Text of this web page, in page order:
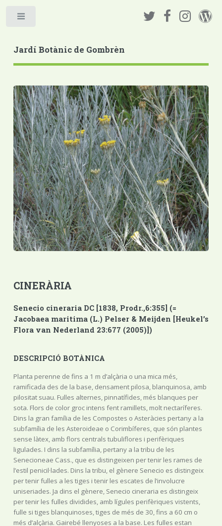
Jardí Botànic de Gombrèn
CINERÀRIA
Senecio cineraria DC [1838, Prodr.,6:355] (=
Jacobaea maritima (L.) Pelser & Meijden [Heukel’s
Flora van Nederland 23:677 (2005)])
DESCRIPCIÓ BOTÀNICA
Planta perenne de fins a 1 m d’alçària o una mica més,
ramificada des de la base, densament pilosa, blanquinosa, amb
pilositat suau. Fulles alternes, pinnatífides, més blanques per
sota. Flors de color groc intens fent ramillets, molt nectaríferes.
Dins la gran família de les Compostes o Asteràcies pertany a la
subfamília de les Asteroideae o Corimbíferes, que són plantes
sense làtex, amb flors centrals tubuliflores i perifèriques
ligulades. I dins la subfamília, pertany a la tribu de les
Senecioneae Cass., que es distingeixen per tenir les rames de
l’estil penicil·lades. Dins la tribu, el gènere Senecio es distingeix
per tenir fulles a les tiges i tenir les escates de l’involucre
uniseriades. Ja dins el gènere, Senecio cineraria es distingeix
per tenir les fulles dividides, amb lígules perifèriques vistents,
fulle si tiges blanquinoses, tiges de més de 30, fins a 60 cm o
més d’alçària. Gairebé llenyoses a la base. Les fulles estan